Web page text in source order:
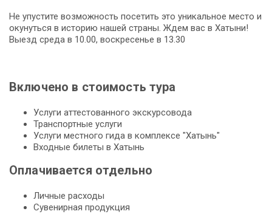
Не упустите возможность посетить это уникальное место и
окунуться в историю нашей страны. Ждем вас в Хатыни!
Выезд среда в 10.00, воскресенье в 13.30
Включено в стоимость тура
Услуги аттестованного экскурсовода
Транспортные услуги
Услуги местного гида в комплексе "Хатынь"
Входные билеты в Хатынь
Оплачивается отдельно
Личные расходы
Сувенирная продукция